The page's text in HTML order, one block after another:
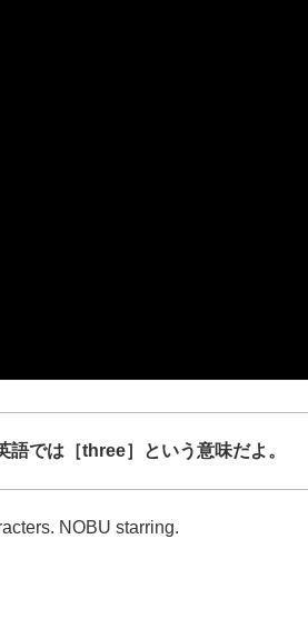
語では［three］という意味だよ。
NOBU starring.